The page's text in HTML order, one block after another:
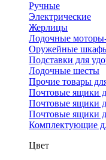
Ручные
Электрические
Жерлицы
Лодочные
Оружейные
Подставки для
Лодочные шесты
Прочие товары
Почтовые ящики
Почтовые ящики
Почтовые ящики
Комплектующие
Цвет